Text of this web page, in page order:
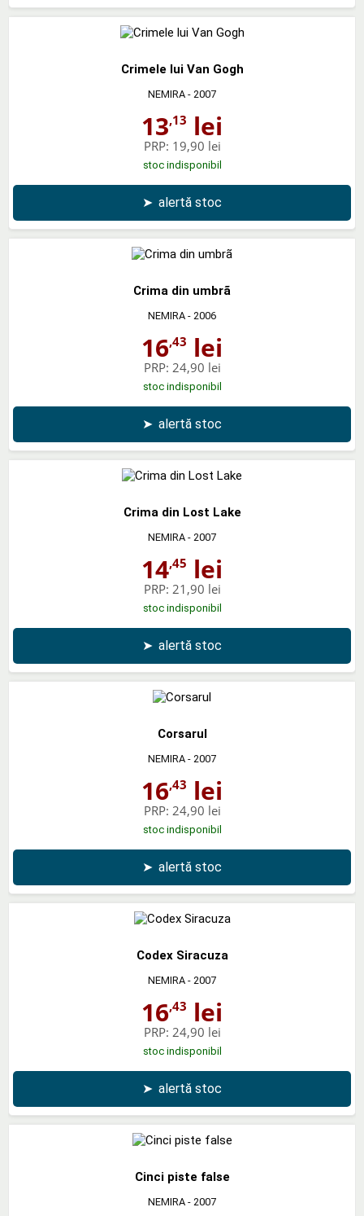
Crimele lui Van Gogh
NEMIRA - 2007
13,13 lei
PRP: 19,90 lei
stoc indisponibil
➤ alertă stoc
Crima din umbrã
NEMIRA - 2006
16,43 lei
PRP: 24,90 lei
stoc indisponibil
➤ alertă stoc
Crima din Lost Lake
NEMIRA - 2007
14,45 lei
PRP: 21,90 lei
stoc indisponibil
➤ alertă stoc
Corsarul
NEMIRA - 2007
16,43 lei
PRP: 24,90 lei
stoc indisponibil
➤ alertă stoc
Codex Siracuza
NEMIRA - 2007
16,43 lei
PRP: 24,90 lei
stoc indisponibil
➤ alertă stoc
Cinci piste false
NEMIRA - 2007